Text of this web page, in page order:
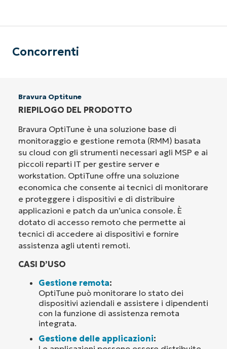
Concorrenti
Bravura Optitune
RIEPILOGO DEL PRODOTTO
Bravura OptiTune è una soluzione base di
monitoraggio e gestione remota (RMM) basata
su cloud con gli strumenti necessari agli MSP e ai
piccoli reparti IT per gestire server e
workstation. OptiTune offre una soluzione
economica che consente ai tecnici di monitorare
e proteggere i dispositivi e di distribuire
applicazioni e patch da un’unica console. È
dotato di accesso remoto che permette ai
tecnici di accedere ai dispositivi e fornire
assistenza agli utenti remoti.
CASI D’USO
Gestione remota:
OptiTune può monitorare lo stato dei
dispositivi aziendali e assistere i dipendenti
con la funzione di assistenza remota
integrata.
Gestione delle applicazioni: